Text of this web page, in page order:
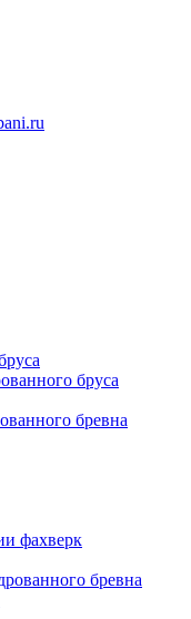
бруса
бревна
фахверк
бревна